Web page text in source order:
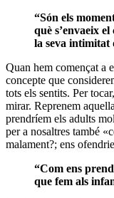
“Són els
què s’envaeix
la seva intimitat
Quan hem començat a
concepte que
tots els sentits. Per
mirar. Reprenem
prendríem els adults
per a nosaltres també
malament?; ens
“Com ens
que fem als